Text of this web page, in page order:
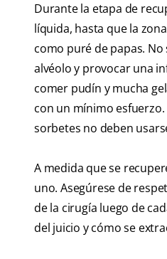
Durante la etapa de
líquida, hasta que la
como puré de papas.
alvéolo y provocar una
comer pudín y mucha
con un mínimo
sorbetes no deben
A medida que se
uno. Asegúrese de
de la cirugía luego de
del juicio y cómo se